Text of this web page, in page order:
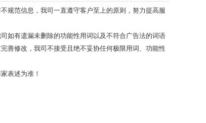
规范信息，我司一直遵守客户至上的原则，努力提高服
如有遗漏未删除的功能性用词以及不符合广告法的词语
善修改，我司不接受且绝不妥协任何极限用词、功能性
表述为准！